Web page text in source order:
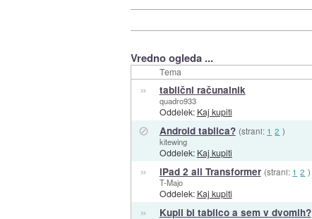
Vredno ogleda ...
Tema
» tablični računalnik
quadro933
Oddelek: Kaj kupiti
⊘ Android tablica? (strani: 1 2 )
kitewing
Oddelek: Kaj kupiti
» iPad 2 ali Transformer (strani: 1 2 )
T-Majo
Oddelek: Kaj kupiti
» Kupil bi tablico a sem v dvomih?